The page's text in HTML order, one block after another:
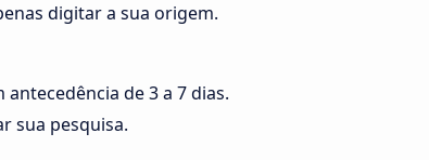
digitar a sua origem.
de 3 a 7 dias.
sua pesquisa.